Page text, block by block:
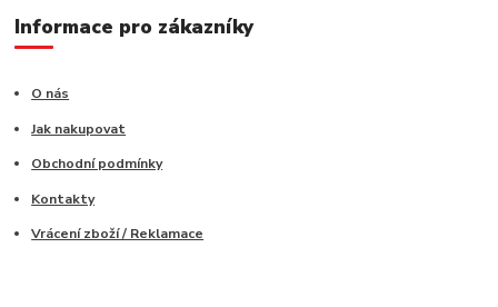
Informace pro zákazníky
O nás
Jak nakupovat
Obchodní podmínky
Kontakty
Vrácení zboží / Reklamace